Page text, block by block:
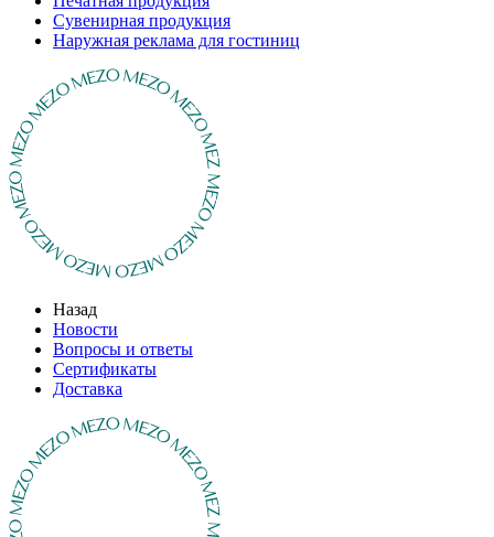
Сувенирная продукция
Наружная реклама для гостиниц
Назад
Новости
Вопросы и ответы
Сертификаты
Доставка